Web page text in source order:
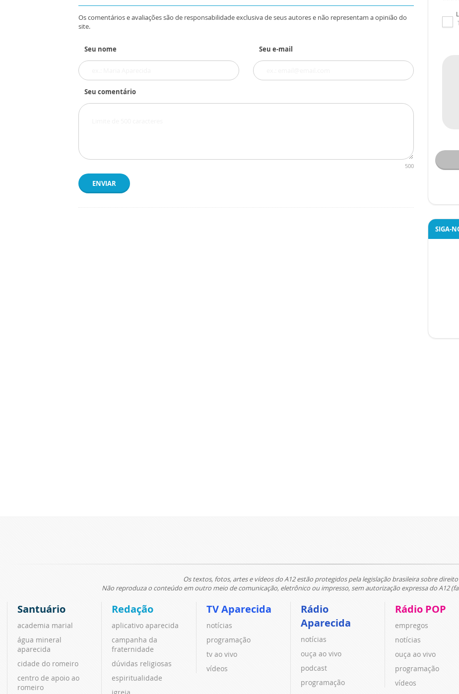
Os comentários e avaliações são de responsabilidade exclusiva de seus autores e não representam a opinião do
site.
Seu nome Seu e-mail
Seu comentário
500
ENVIAR
SIGA-
Os textos, fotos, artes e vídeos do A12 estão protegidos pela legislação brasileira sobre
Não reproduza o conteúdo em outro meio de comunicação, eletrônico ou impresso, sem autorização expressa do A12
Santuário
academia marial
água mineral
aparecida
cidade do romeiro
centro de apoio ao
romeiro
Redação
aplicativo aparecida
campanha da
fraternidade
dúvidas religiosas
espiritualidade
igreja
TV Aparecida
notícias
programação
tv ao vivo
vídeos
Rádio
Aparecida
notícias
ouça ao vivo
podcast
programação
Rádio POP
empregos
notícias
ouça ao vivo
programação
vídeos